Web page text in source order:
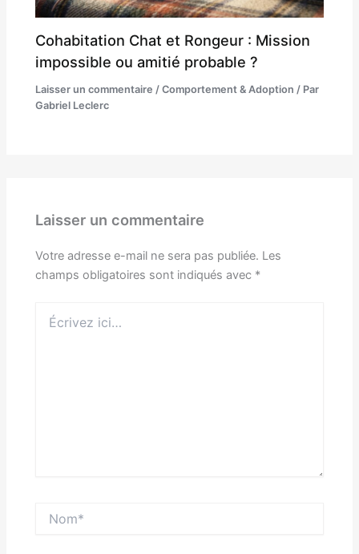
Cohabitation Chat et Rongeur : Mission
impossible ou amitié probable ?
Laisser un commentaire /Comportement & Adoption / Par
Gabriel Leclerc
Laisser un commentaire
Votre adresse e-mail ne sera pas publiée. Les
champs obligatoires sont indiqués avec *
ici…